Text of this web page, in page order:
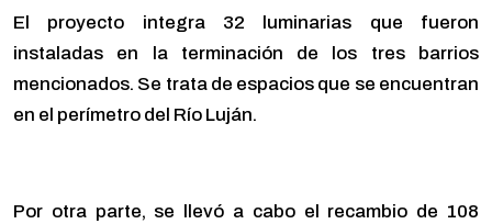
El proyecto integra 32 luminarias que fueron
instaladas en la terminación de los tres barrios
mencionados. Se trata de espacios que se encuentran
en el perímetro del Río Luján.
Por otra parte, se llevó a cabo el recambio de 108